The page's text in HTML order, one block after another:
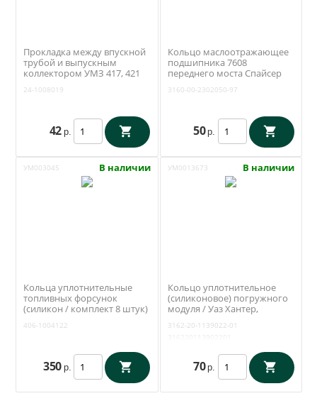
Прокладка между впускной
трубой и выпускным
коллектором УМЗ 417, 421
Ульяновск) 24-1008019
24-1008019
42 р.
Кольцо маслоотражающее
подшипника 7608
переднего моста Спайсер
97
3160-00-2302050-97
50 р.
УМ003045 В наличии
Кольца уплотнительные
топливных форсунок
(силикон / комплект 8 штук)
1004122
406-1004122
350 р.
УМ0013673 В наличии
Кольцо уплотнительное
(силиконовое) погружного
модуля / Уаз Хантер,
4213) / 3162-1139022
3162-20-1139022-01
70 р.